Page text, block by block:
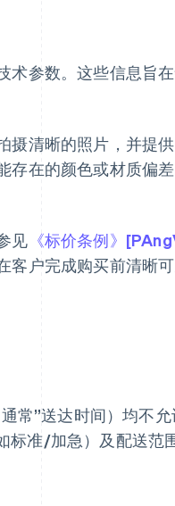
术参数。这些信息旨
摄清晰的照片，并提
存在的颜色或材质偏
见 《标价条例》
客户完成购买前清晰
常”送达时间）均不
标准/加急）及配送范